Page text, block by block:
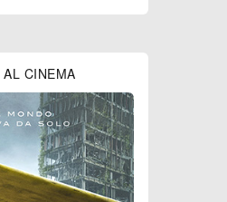
AL CINEMA